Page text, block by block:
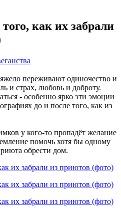
как их забрали
переживают одиночество и
и страх, любовь и доброту.
- особенно ярко эти эмоции
до и после того, как из
у кого-то пропадёт желание
помочь хотя бы одному
обрести дом.